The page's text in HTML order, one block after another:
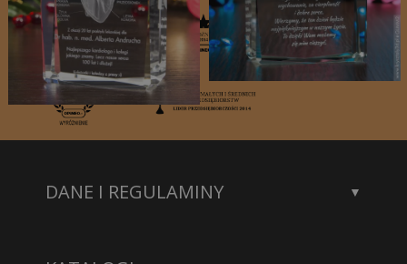
DANE I REGULAMINY